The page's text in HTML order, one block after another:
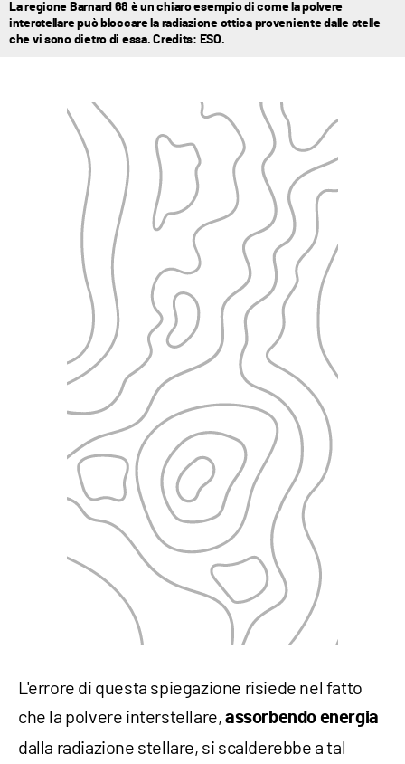
La regione Barnard 68 è un chiaro esempio di come la polvere
interstellare può bloccare la radiazione ottica proveniente dalle stelle
che vi sono dietro di essa. Credits: ESO.
L'errore di questa spiegazione risiede nel fatto
che la polvere interstellare,assorbendo energia
dalla radiazione stellare, si scalderebbe a tal